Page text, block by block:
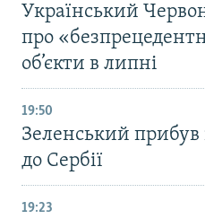
Український
про
об’єкти в липні
19:50
Зеленський
до Сербії
19:23